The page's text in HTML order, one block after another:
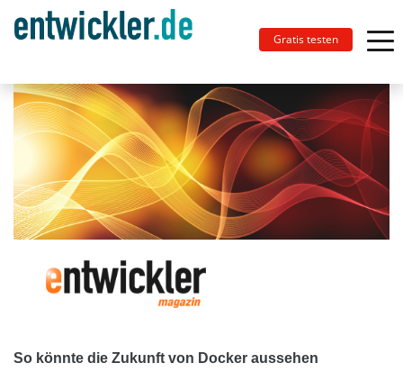
Gratis testen
So könnte die Zukunft von Docker aussehen